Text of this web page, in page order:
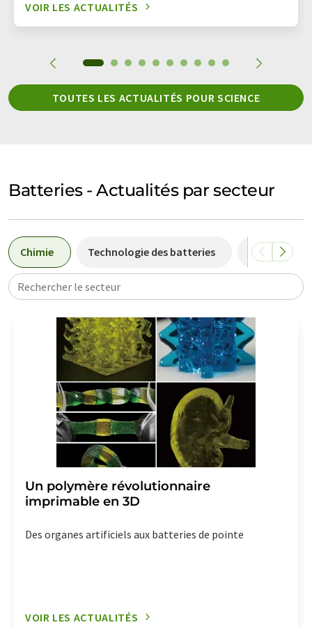
VOIR LES ACTUALITÉS
TOUTES LES ACTUALITÉS POUR SCIENCE
Batteries - Actualités par secteur
Chimie Technologie des batteries Médecine
Rechercher le secteur
Un polymère révolutionnaire
imprimable en 3D
Des organes artificiels aux batteries de pointe
VOIR LES ACTUALITÉS